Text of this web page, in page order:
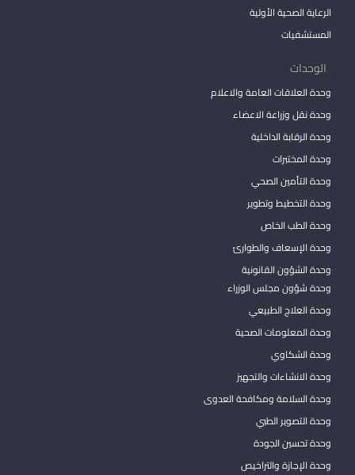
الرعاية الصحية الأولية
المستشفيات
الوحدات
وحدة العلاقات العامة والاعلام
وحدة نقل وزراعة الاعضاء
وحدة الرقابة الداخلية
وحدة المختبرات
وحدة التأمين الصحي
وحدة التخطيط وتطوير
وحدة الطب الخاص
وحدة الإسعاف والطوارئ
وحدة الشؤون القانونية
وحدة شؤون مجلس الوزراء
وحدة العلاج الطبيعي
وحدة المعلومات الصحية
وحدة الشكاوي
وحدة الانشاءات والتجهيز
وحدة السلامة ومكافحة العدوى
وحدة التصوير الطبي
وحدة تحسين الجودة
وحدة الإجازة والتراخيص